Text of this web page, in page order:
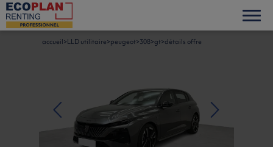
accueil LLD utilitaire peugeot 308 gt détails offre